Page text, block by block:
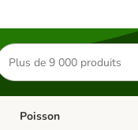
produits
Dérouler les catégories:
Poisson